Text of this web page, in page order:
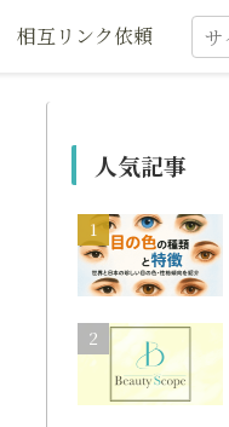
相互リンク依頼
人気記事